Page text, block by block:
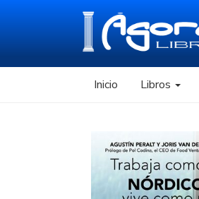
Inicio Libros